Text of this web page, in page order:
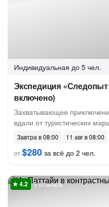
Индивидуальная до 5 чел.
Экспедиция
включено)
Захватывающее
вдали от туристических
Завтра в 08:00
11 авг в 08:00
от$280 за всё до 2 чел.
5 отзывов